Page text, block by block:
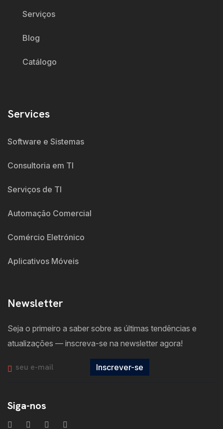
Serviços
Blog
Catálogo
Services
Software e Sistemas
Consultoria em TI
Serviços de TI
Automação Comercial
Comércio Eletrónico
Aplicativos Móveis
Newsletter
Seja o primeiro a saber sobre as últimas tendências e
atualizações — inscreva-se na newsletter agora!
Inscrever-se
Siga-nos